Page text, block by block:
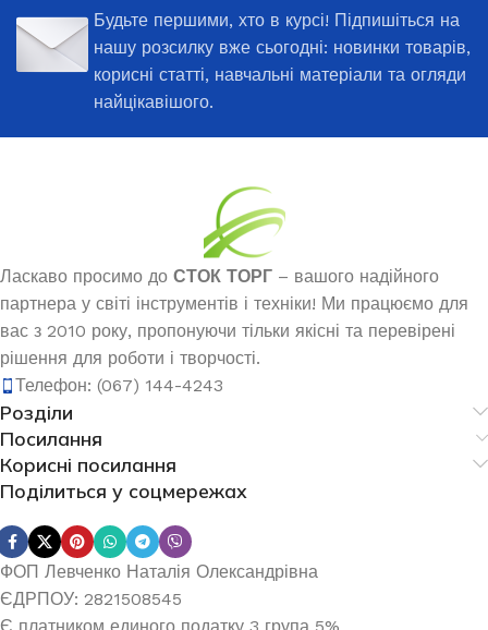
Будьте першими, хто в курсі! Підпишіться на
нашу розсилку вже сьогодні: новинки товарів,
корисні статті, навчальні матеріали та огляди
найцікавішого.
Ласкаво просимо до СТОК ТОРГ – вашого надійного
партнера у світі інструментів і техніки! Ми працюємо для
вас з 2010 року, пропонуючи тільки якісні та перевірені
рішення для роботи і творчості.
Телефон: (067) 144-4243
Розділи
Посилання
Корисні посилання
Поділиться у соцмережах
ФОП Левченко Наталія Олександрівна
ЄДРПОУ: 2821508545